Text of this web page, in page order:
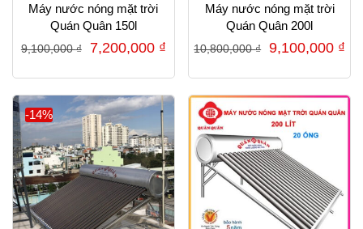
Máy nước nóng mặt trời
Quán Quân 150l
9,100,000₫
Giá
là:
9,100,000 ₫.
7,200,000 ₫Giá
tại
7,200,000 ₫.
Máy nước nóng mặt trời
Quán Quân 200l
10,800,000₫
Giá
là:
10,800,000 ₫.
9,100,000 ₫
tại
là:
-14%